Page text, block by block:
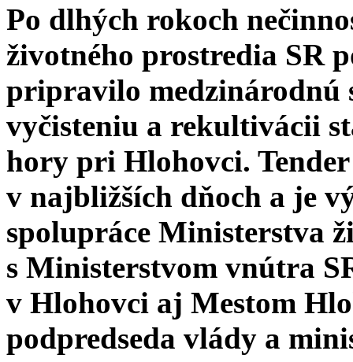
Po dlhých rokoch
životného prostredia SR
pripravilo medzinárodnú
vyčisteniu a rekultivácii
hory pri Hlohovci.
v najbližších dňoch a je
spolupráce Ministerstva
s Ministerstvom vnútra
v Hlohovci aj Mestom
podpredseda vlády a